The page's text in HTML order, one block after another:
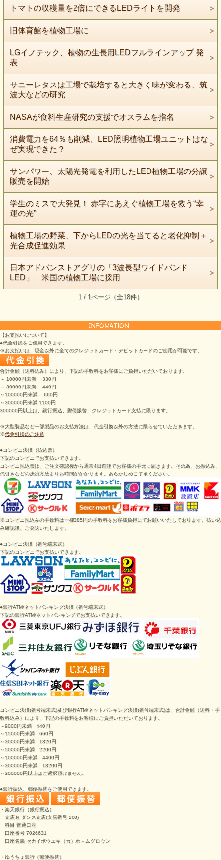
トマトの収穫量を2倍にできるLEDライトを開発
旧体育館を植物工場に
LGイノテック、植物の生長用LEDフルラインアップ 発
表
サニーレタスは工場で栽培すると大きく味が変わる、筑
波大などの研究
NASAが食料生産研究の支援でオスラムを指名
消費電力を64％も削減、LED照明植物工場ユニットはな
ぜ実現できた？
サンパワー、太陽光発電を利用したLED植物工場の分譲
販売を開始
学生のミスで大発見！ 赤字にあえぐ植物工場を救う“幸
運の光”
植物工場の野菜、下からLEDの光を当てると老化抑制＋
光合成促進効果
日本アドバンストアグリの「3波長型ワイドバンド
LED」 米国の植物工場に採用
1 / 1ページ（全18件）
【お支払いについて】
●代金引換をご使用できます。
※お支払いは、現金以外に全てのクレジットカード・デビットカードのご使用が可能です。
合計金額（送料込み）により、下記の手数料をお客様にご負担いただいております。
～ 10000円未満 330円
～ 30000円未満 440円
～100000円未満 660円
～300000円未満 1100円
300000円以上は、銀行振込、郵便振替、クレジットカード支払に限ります。
※大型製品など一部製品のお支払方法は、代金引換以外の方法に限らせていただきます。
※代金引換のご注意
●コンビニ決済（払込票）
下記のコンビニでお支払いできます。
コンビニ払込票は、ご注文確認後から通常4日前後でお客様の手元に届きます。その為、お振込み、
代引きなどの決済方法よりお時間がかかります。あらかじめご了承ください。
※コンビニ払込みの手数料は一律385円の手数料をお客様負担にてお願いいたしております。払い込
み確認後、ご発送いたします。
●コンビニ決済（番号端末式）
下記のコンビニでお支払いできます。
●銀行ATM/ネットバンキング決済 （番号端末式）
下記の銀行ATM/ネットバンキングでお支払いできます。
コンビニ決済(番号端末式)及び銀行ATM/ネットバンキング決済(番号端末式)は、 合計金額（送料・手
数料込み）により、下記の手数料をお客様にご負担いただいております。
～9000円未満 440円
～15000円未満 660円
～30000円未満 1320円
～50000円未満 2200円
～100000円未満 4400円
～300000円未満 13200円
～300000円以上はご選択頂けません。
●銀行振込、郵便振替をご使用できます。
・楽天銀行（銀行振込）
支店名 ダンス支店(支店番号 208)
科目 普通口座
口座番号 7026631
口座名義 セカイボウエキ（カ）ホ－ムグロウン
・ゆうちょ銀行（郵便振替）